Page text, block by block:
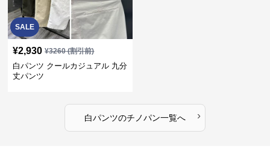
SALE
¥2,930 ¥3260(割引前)
白パンツ クールカジュアル 九分
丈パンツ
白パンツのチノパン一覧へ ›